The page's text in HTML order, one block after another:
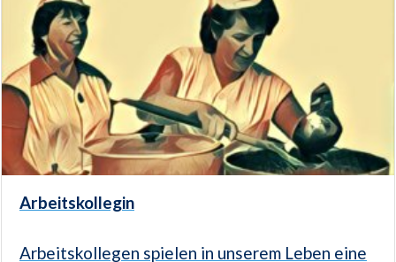
Arbeitskollegin
Arbeitskollegen spielen in unserem Leben eine